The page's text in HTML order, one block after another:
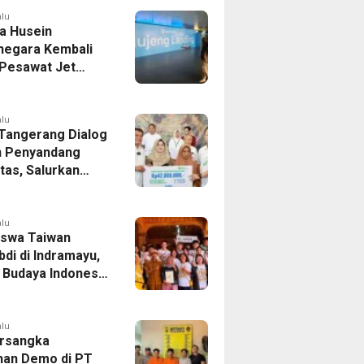
Husein
Kembali
Jet
Agustus 2026,
Denpasar
Dialog
Penyandang
Salurkan
dan Tampung
Taiwan
di Indramayu,
Indonesia
Pekerja
Demo di PT